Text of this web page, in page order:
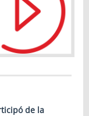
de la